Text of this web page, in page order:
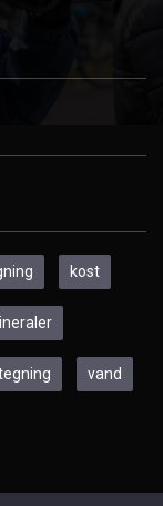
kost
vand